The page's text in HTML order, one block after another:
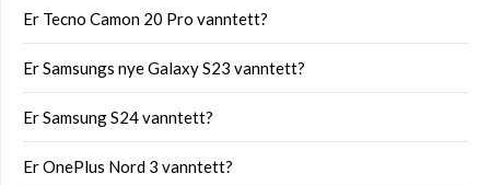
Er Tecno Camon 20 Pro vanntett?
Er Samsungs nye Galaxy S23 vanntett?
Er Samsung S24 vanntett?
Er OnePlus Nord 3 vanntett?